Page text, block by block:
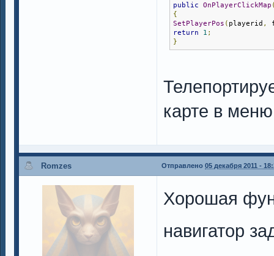
public OnPlayerClickMap
{
SetPlayerPos ( playerid ,
return
1 ;
}
карте в
Romzes Отправлено 05 декабря 2011 -
Хорошая
навигатор